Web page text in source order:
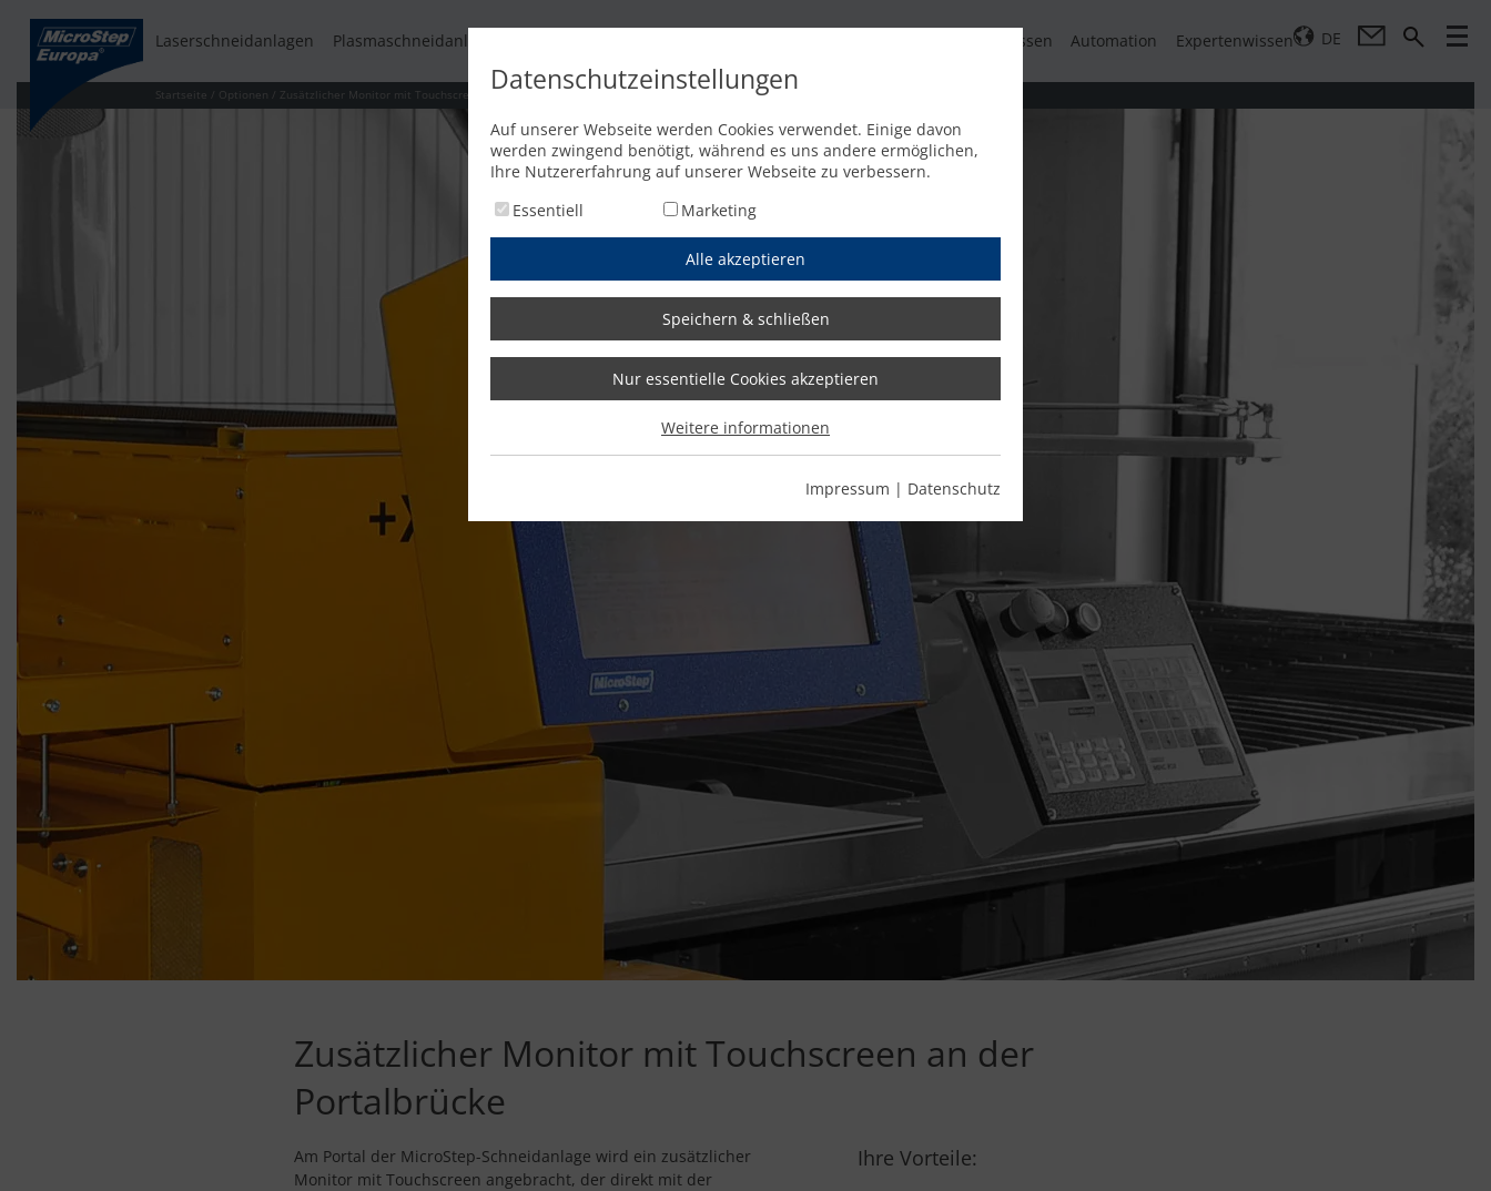
Laserschneidanlagen Plasmaschneidanlagen Abkantpressen Automation Expertenwissen DE
Startseite / Optionen / Zusätzlicher Monitor mit Touchscreen an der Portalbrücke
Zusätzlicher Monitor mit Touchscreen an der
Portalbrücke
Am Portal der MicroStep-Schneidanlage wird ein zusätzlicher
Monitor mit Touchscreen angebracht, der direkt mit der
Ihre Vorteile:
Datenschutzeinstellungen
Auf unserer Webseite werden Cookies verwendet. Einige davon
werden zwingend benötigt, während es uns andere ermöglichen,
Ihre Nutzererfahrung auf unserer Webseite zu verbessern.
Essentiell
Marketing
Alle akzeptieren
Speichern & schließen
Nur essentielle Cookies akzeptieren
Weitere informationen
Impressum | Datenschutz